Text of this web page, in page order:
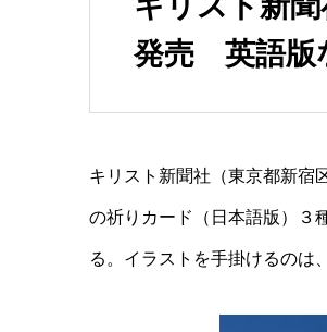
発売 英語版
キリスト新聞社（東京都新宿
の祈りカード（日本語版）３
る。イラストを手掛けるのは